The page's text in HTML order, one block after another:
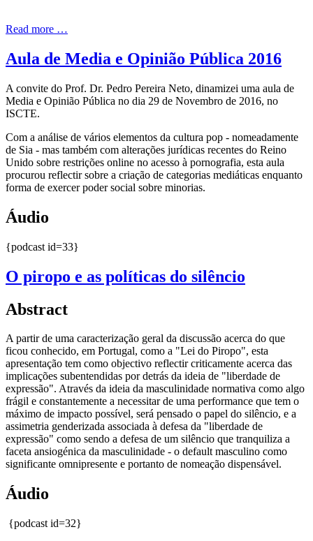
Read more …
Aula de Media e Opinião Pública 2016
A convite do Prof. Dr. Pedro Pereira Neto, dinamizei uma aula de
Media e Opinião Pública no dia 29 de Novembro de 2016, no
ISCTE.
Com a análise de vários elementos da cultura pop - nomeadamente
de Sia - mas também com alterações jurídicas recentes do Reino
Unido sobre restrições online no acesso à pornografia, esta aula
procurou reflectir sobre a criação de categorias mediáticas enquanto
forma de exercer poder social sobre minorias.
Áudio
{podcast id=33}
O piropo e as políticas do silêncio
Abstract
A partir de uma caracterização geral da discussão acerca do que
ficou conhecido, em Portugal, como a "Lei do Piropo", esta
apresentação tem como objectivo reflectir criticamente acerca das
implicações subentendidas por detrás da ideia de "liberdade de
expressão". Através da ideia da masculinidade normativa como algo
frágil e constantemente a necessitar de uma performance que tem o
máximo de impacto possível, será pensado o papel do silêncio, e a
assimetria genderizada associada à defesa da "liberdade de
expressão" como sendo a defesa de um silêncio que tranquiliza a
faceta ansiogénica da masculinidade - o default masculino como
significante omnipresente e portanto de nomeação dispensável.
Áudio
{podcast id=32}